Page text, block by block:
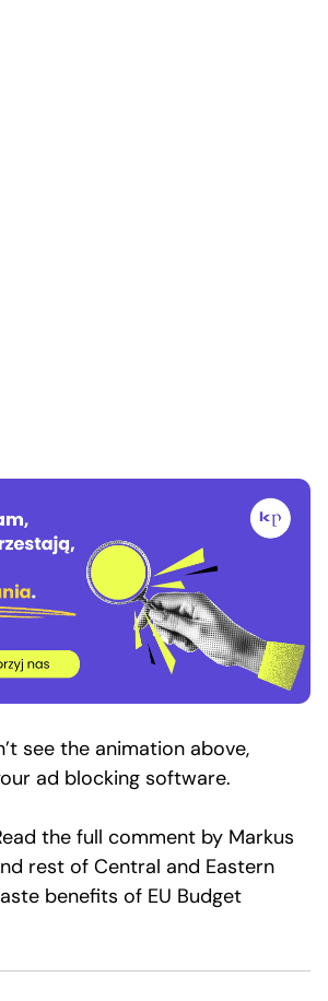
see the animation above,
ad blocking software.
the full comment by Markus
rest of Central and Eastern
benefits of EU Budget